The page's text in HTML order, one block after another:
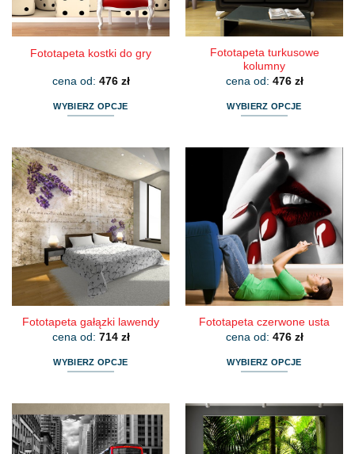
stronie
produktu
stronie
produktu
Fototapeta kostki do gry
cena od: 476 zł
WYBIERZ OPCJE
wiele
wariantów.
Opcje
można
wybrać
na
stronie
produktu
Fototapeta turkusowe
kolumny
cena od: 476 zł
WYBIERZ OPCJE
ma
wiele
wariantów.
Opcje
można
wybrać
na
stronie
produktu
Fototapeta gałązki lawendy
cena od: 714 zł
WYBIERZ OPCJE
ma
wiele
wariantów.
Fototapeta czerwone usta
cena od: 476 zł
WYBIERZ OPCJE
ma
wiele
wariantów.